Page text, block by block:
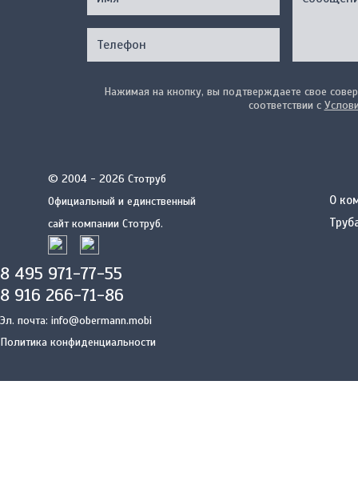
Нажимая на кнопку, вы подтверждаете свое
соответствии с
© 2004 - 2026 Стотруб
Официальный и единственный
сайт компании Стотруб.
О
8 495 971-77-55
8 916 266-71-86
Эл. почта: info@obermann.mobi
Политика конфиденциальности